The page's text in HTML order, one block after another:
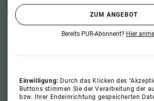
ZUM ANGEBOT
Bereits PUR-Abonnent? Hier
Einwilligung: Durch das Klicken des
Buttons stimmen Sie der Verarbeitung der
bzw. Ihrer Endeinrichtung gespeicherten